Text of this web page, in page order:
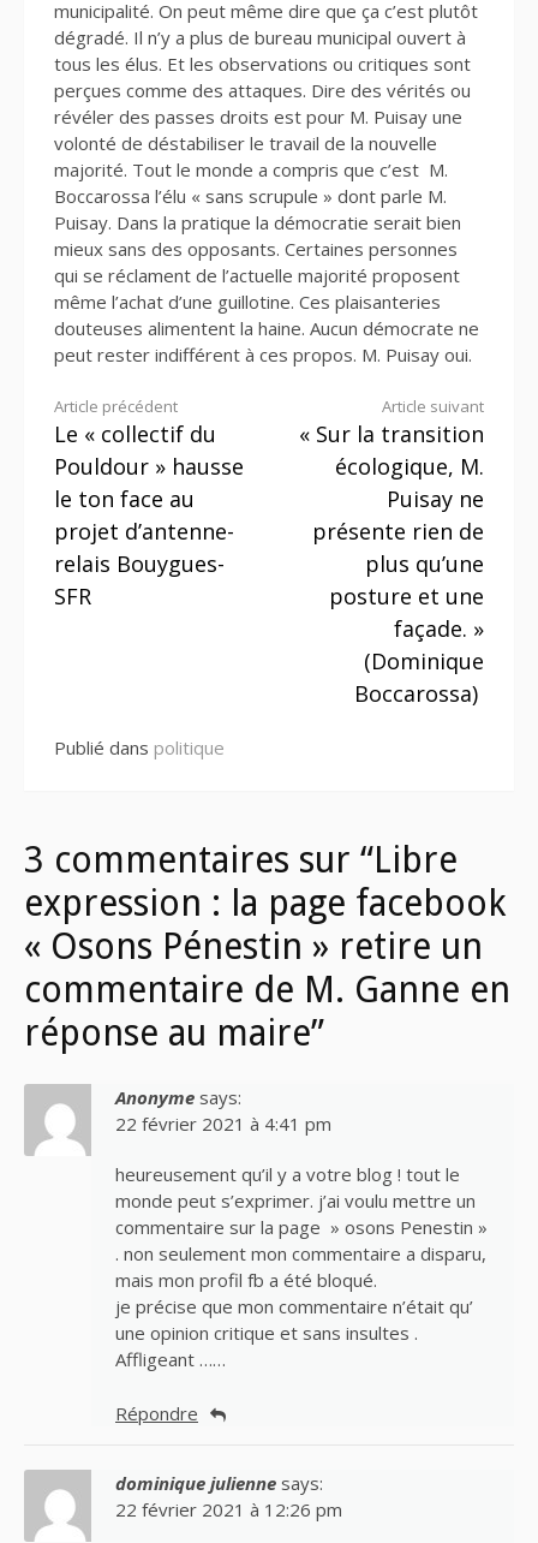
municipalité. On peut même dire que ça c’est plutôt
dégradé. Il n’y a plus de bureau municipal ouvert à
tous les élus. Et les observations ou critiques sont
perçues comme des attaques. Dire des vérités ou
révéler des passes droits est pour M. Puisay une
volonté de déstabiliser le travail de la nouvelle
majorité. Tout le monde a compris que c’est M.
Boccarossa l’élu « sans scrupule » dont parle M.
Puisay. Dans la pratique la démocratie serait bien
mieux sans des opposants. Certaines personnes
qui se réclament de l’actuelle majorité proposent
même l’achat d’une guillotine. Ces plaisanteries
douteuses alimentent la haine. Aucun démocrate ne
peut rester indifférent à ces propos. M. Puisay oui.
Lire
la
suite
Article précédent
Le « collectif du
Pouldour » hausse
le ton face au
projet d’antenne-
relais Bouygues-
SFR
Article suivant
« Sur la transition
écologique, M.
Puisay ne
présente rien de
plus qu’une
posture et une
façade. »
(Dominique
Boccarossa)
Publié dans politique
3 commentaires sur “Libre
expression : la page facebook
« Osons Pénestin » retire un
commentaire de M. Ganne en
réponse au maire”
Anonyme says:
22 février 2021 à 4:41 pm
heureusement qu’il y a votre blog ! tout le
monde peut s’exprimer. j’ai voulu mettre un
commentaire sur la page » osons Penestin »
. non seulement mon commentaire a disparu,
mais mon profil fb a été bloqué.
je précise que mon commentaire n’était qu’
une opinion critique et sans insultes .
Affligeant ……
Répondre
dominique julienne says:
22 février 2021 à 12:26 pm